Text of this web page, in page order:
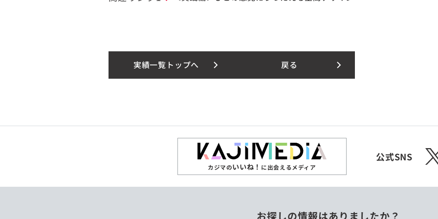
実績一覧トップへ 戻る
カジマのいいね！ に出会えるメディア
公式SNS X
お探しの情報はありましたか？